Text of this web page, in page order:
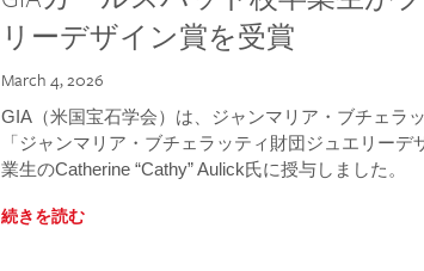
リーデザイン賞を受賞
March 4, 2026
GIA（米国宝石学会）は、ジャンマリア・ブチェラ
「ジャンマリア・ブチェラッティ財団ジュエリー
業生のCatherine “Cathy” Aulick氏に授与しました。
続きを読む